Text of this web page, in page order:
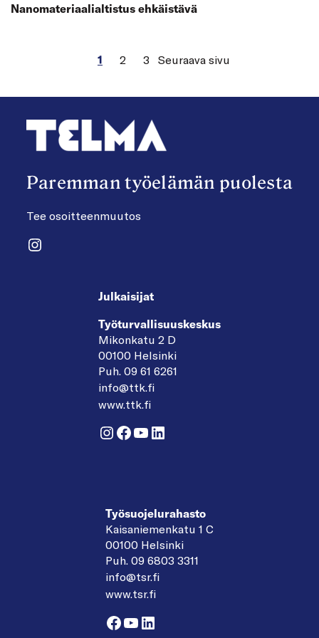
Nanomateriaali­altistus ehkäistävä
1 2 3 Seuraava sivu
Paremman työelämän puolesta
Tee osoitteenmuutos
Instagram
Julkaisijat
Työturvallisuuskeskus
Mikonkatu 2 D
00100 Helsinki
Puh. 09 61 6261
info@ttk.fi
www.ttk.fi
Instagram
Facebook
YouTube
LinkedIn
Työsuojelurahasto
Kaisaniemenkatu 1 C
00100 Helsinki
Puh. 09 6803 3311
info@tsr.fi
www.tsr.fi
Facebook
YouTube
LinkedIn